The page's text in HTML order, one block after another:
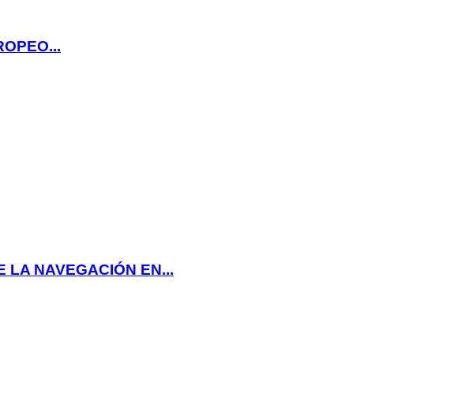
LA NAVEGACIÓN EN...